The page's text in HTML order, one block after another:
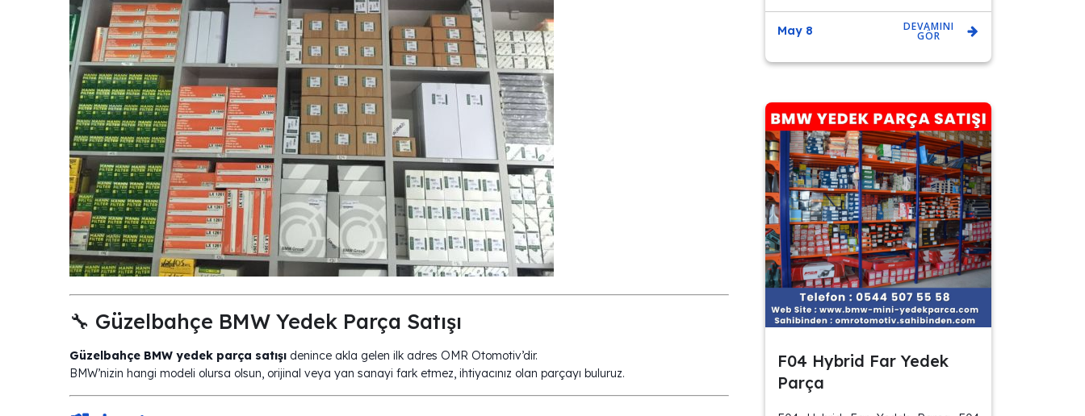
🔧 Güzelbahçe BMW Yedek Parça Satışı
Güzelbahçe BMW yedek parça satışı denince akla gelen ilk adres OMR Otomotiv’dir.
BMW’nizin hangi modeli olursa olsun, orijinal veya yan sanayi fark etmez, ihtiyacınız olan parçayı buluruz.
May 8 DEVAMINI
GÖR
F04 Hybrid Far Yedek
Parça